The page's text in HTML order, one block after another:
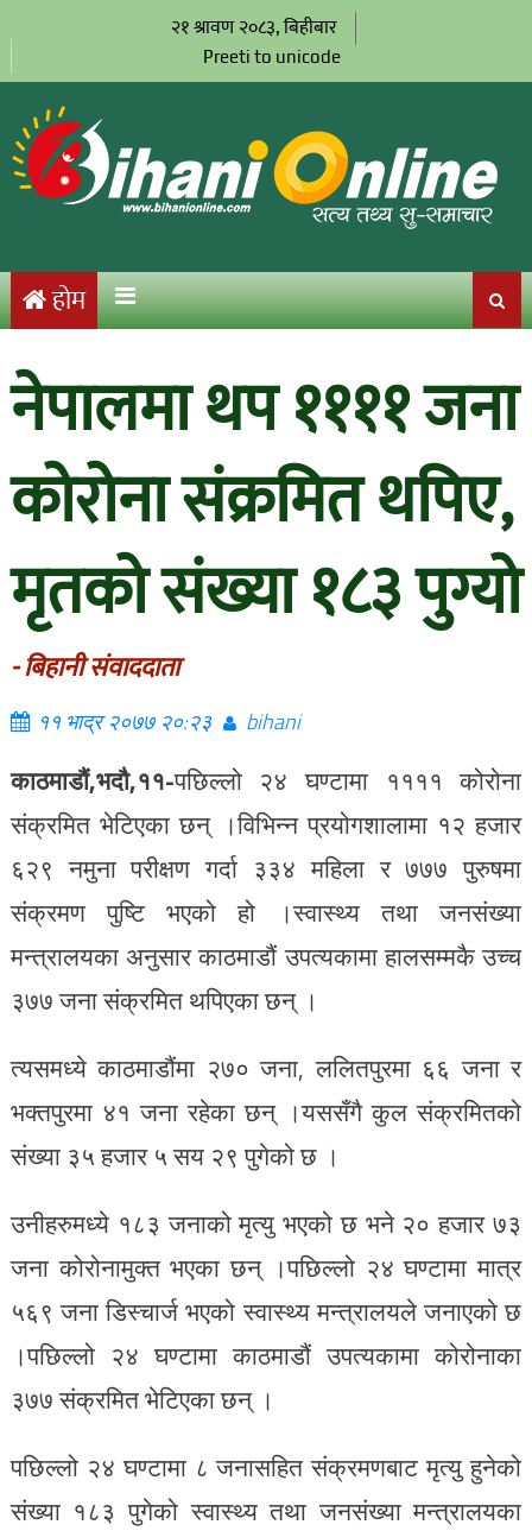
२१ श्रावण २०८३, बिहीबार
Preeti to unicode
होम
नेपालमा थप ११११ जना
कोरोना संक्रमित थपिए,
मृतको संख्या १८३ पुग्यो
- बिहानी संवाददाता
११ भाद्र २०७७ २०:२३ bihani
काठमाडौं,भदौ,११-पछिल्लो २४ घण्टामा ११११ कोरोना
संक्रमित भेटिएका छन् ।विभिन्न प्रयोगशालामा १२ हजार
६२९ नमुना परीक्षण गर्दा ३३४ महिला र ७७७ पुरुषमा
संक्रमण पुष्टि भएको हो ।स्वास्थ्य तथा जनसंख्या
मन्त्रालयका अनुसार काठमाडौं उपत्यकामा हालसम्मकै उच्च
३७७ जना संक्रमित थपिएका छन् ।
त्यसमध्ये काठमाडौंमा २७० जना, ललितपुरमा ६६ जना र
भक्तपुरमा ४१ जना रहेका छन् ।यससँगै कुल संक्रमितको
संख्या ३५ हजार ५ सय २९ पुगेको छ ।
उनीहरुमध्ये १८३ जनाको मृत्यु भएको छ भने २० हजार ७३
जना कोरोनामुक्त भएका छन् ।पछिल्लो २४ घण्टामा मात्र
५६९ जना डिस्चार्ज भएको स्वास्थ्य मन्त्रालयले जनाएको छ
।पछिल्लो २४ घण्टामा काठमाडौं उपत्यकामा कोरोनाका
३७७ संक्रमित भेटिएका छन् ।
पछिल्लो २४ घण्टामा ८ जनासहित संक्रमणबाट मृत्यु हुनेको
संख्या १८३ पुगेको स्वास्थ्य तथा जनसंख्या मन्त्रालयका